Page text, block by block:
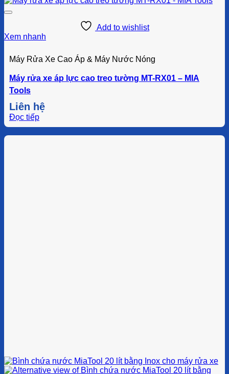
Add to wishlist
Xem nhanh
Máy Rửa Xe Cao Áp & Máy Nước Nóng
Máy rửa xe áp lực cao treo tường MT-RX01 – MIA
Tools
Liên hệ
Đọc tiếp